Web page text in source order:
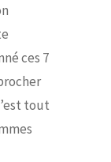
ces 7
tout